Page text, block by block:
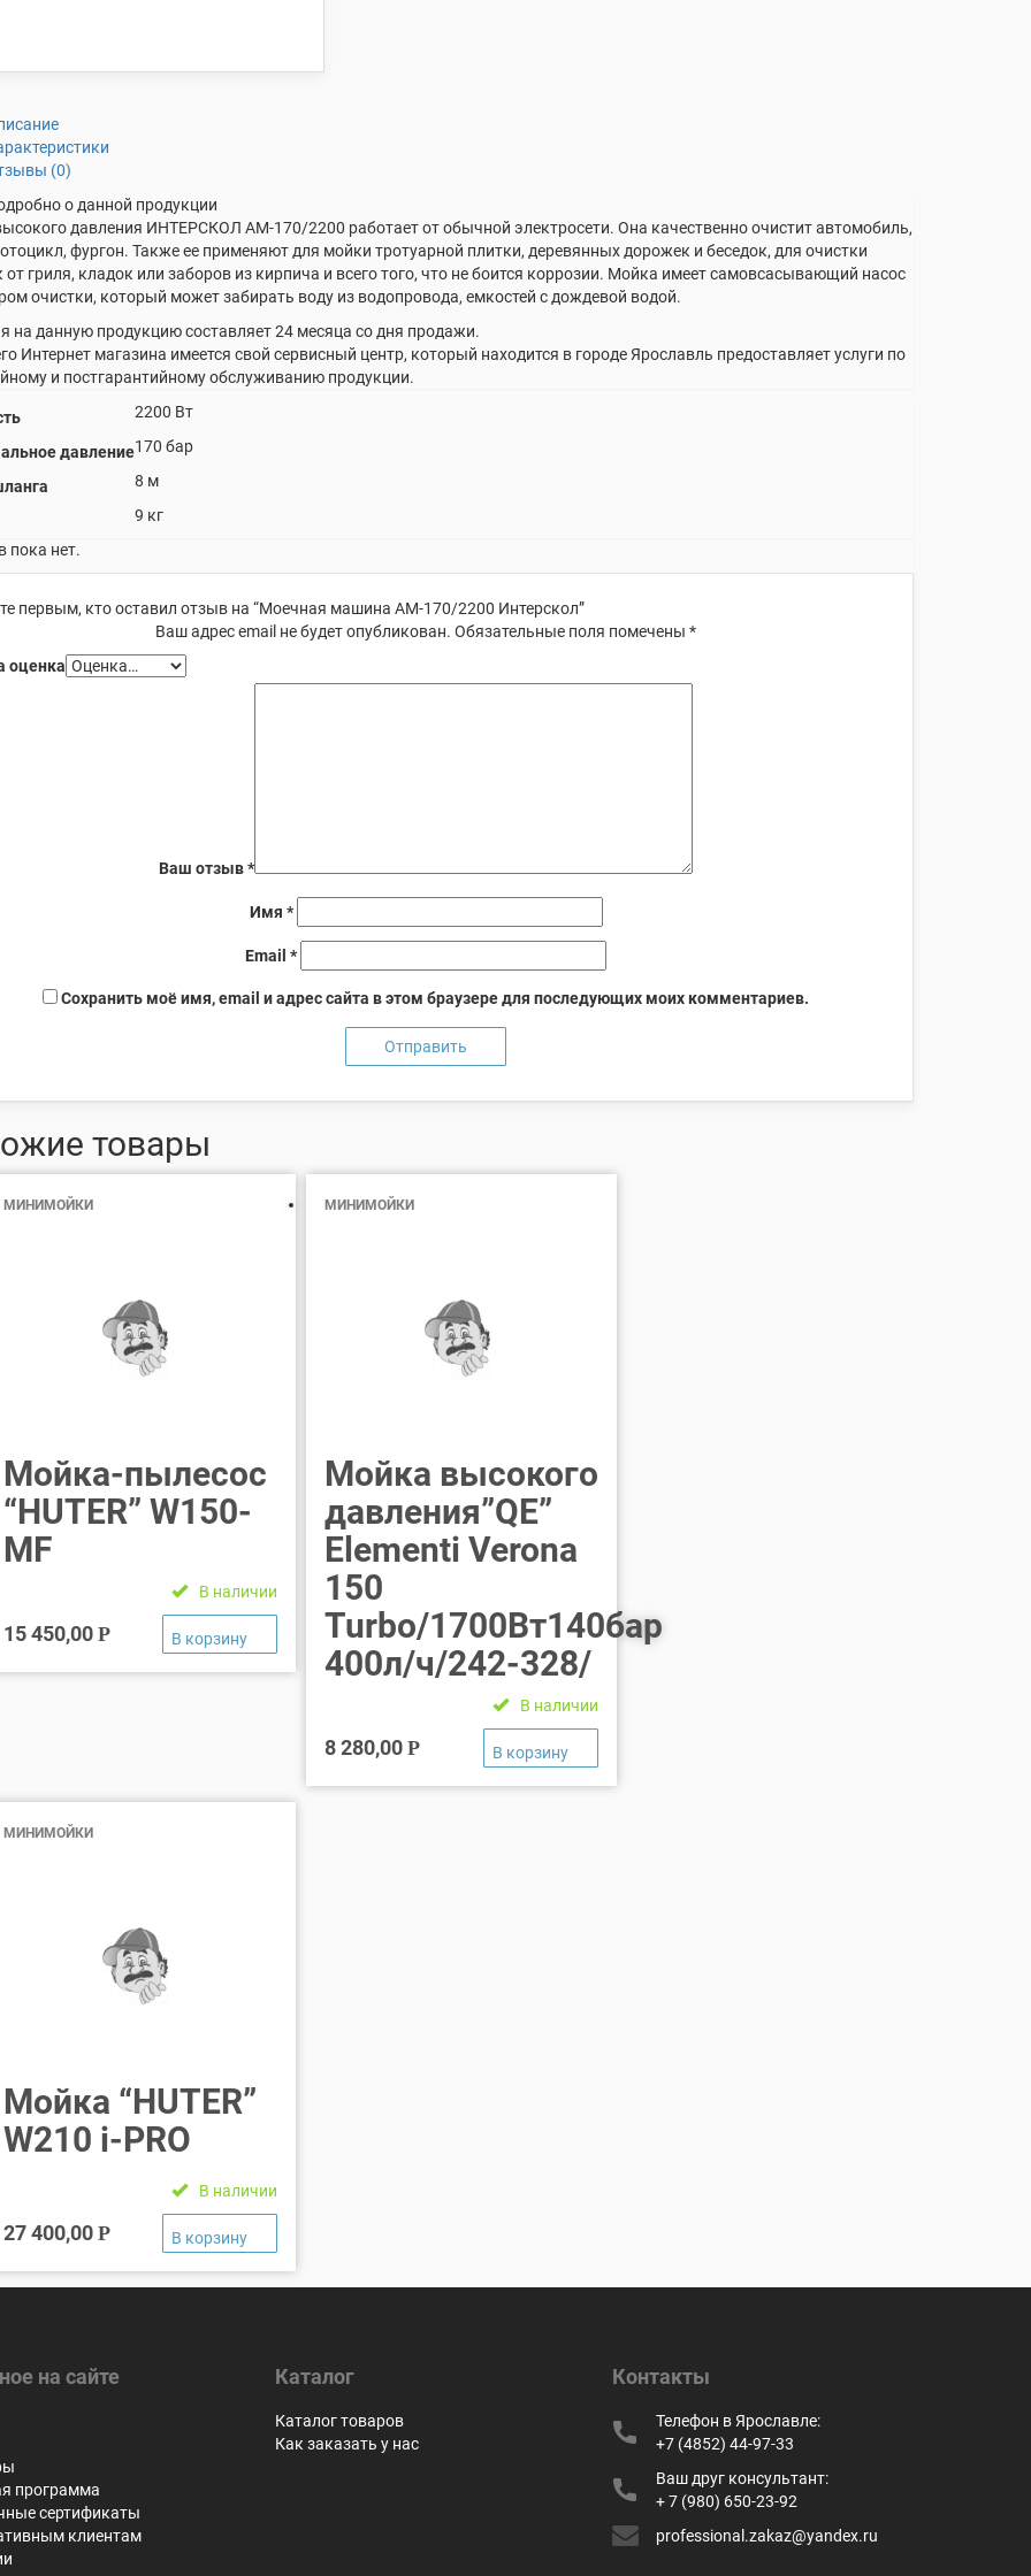
(0)
о данной продукции
давления ИНТЕРСКОЛ АМ-170/2200 работает от обычной электросети. Она качественно очистит автомобиль,
фургон. Также ее применяют для мойки тротуарной плитки, деревянных дорожек и беседок, для очистки
от гриля, кладок или заборов из кирпича и всего того, что не боится коррозии. Мойка имеет самовсасывающий насос
очистки, который может забирать воду из водопровода, емкостей с дождевой водой.
на данную продукцию составляет 24 месяца со дня продажи.
Интернет магазина имеется свой сервисный центр, который находится в городе Ярославль предоставляет услуги по
и постгарантийному обслуживанию продукции.
2200 Вт
давление170 бар
8 м
9 кг
пока нет.
первым, кто оставил отзыв на “Моечная машина АМ-170/2200 Интерскол”
Ваш адрес email не будет опубликован. Обязательные поля помечены*
оценка
Ваш отзыв*
Имя *
Email*
Сохранить моё имя, email и адрес сайта в этом браузере для последующих моих комментариев.
товары
МИНИМОЙКИ
Мойка-пылесос
“HUTER” W150-
MF
В наличии
15 450,00 Р
МИНИМОЙКИ
Мойка высокого
давления”QE”
Elementi Verona
150
Turbo/1700Вт140бар
400л/ч/242-328/
В наличии
8 280,00Р
МИНИМОЙКИ
Мойка “HUTER”
W210 i-PRO
В наличии
27 400,00 Р
на сайте
программа
сертификаты
клиентам
Каталог
Каталог товаров
Как заказать у нас
Контакты
Телефон в Ярославле:
+7 (4852) 44-97-33
Ваш друг консультант:
+ 7 (980) 650-23-92
professional.zakaz@yandex.ru